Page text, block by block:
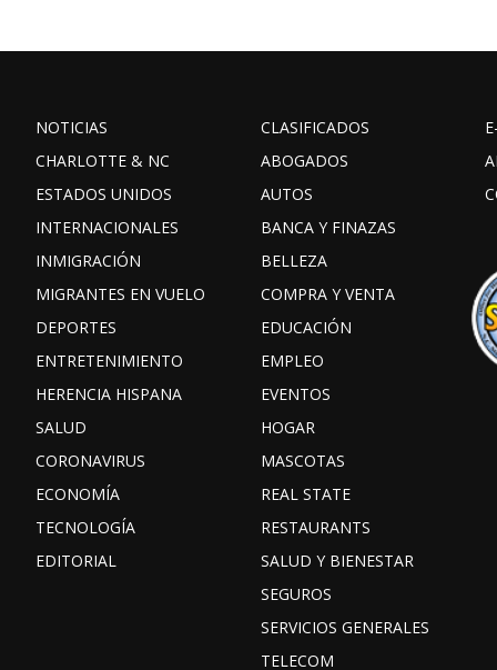
NOTICIAS
CHARLOTTE & NC
ESTADOS UNIDOS
INTERNACIONALES
INMIGRACIÓN
MIGRANTES EN VUELO
DEPORTES
ENTRETENIMIENTO
HERENCIA HISPANA
SALUD
CORONAVIRUS
ECONOMÍA
TECNOLOGÍA
EDITORIAL
CLASIFICADOS
ABOGADOS
AUTOS
BANCA Y FINAZAS
BELLEZA
COMPRA Y VENTA
EDUCACIÓN
EMPLEO
EVENTOS
HOGAR
MASCOTAS
REAL STATE
RESTAURANTS
SALUD Y BIENESTAR
SEGUROS
SERVICIOS GENERALES
TELECOM